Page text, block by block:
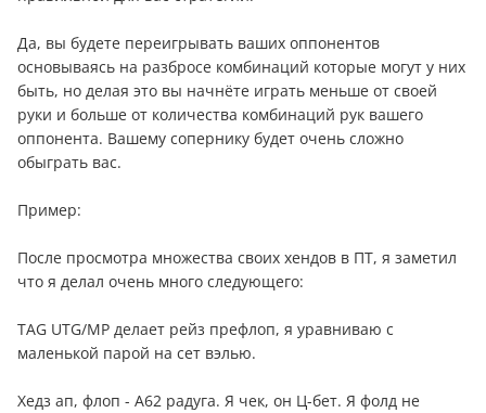
Да, вы будете переигрывать ваших оппонентов
основываясь на разбросе комбинаций которые могут у них
быть, но делая это вы начнёте играть меньше от своей
руки и больше от количества комбинаций рук вашего
оппонента. Вашему сопернику будет очень сложно
обыграть вас.
Пример:
После просмотра множества своих хендов в ПТ, я заметил
что я делал очень много следующего:
TAG UTG/MP делает рейз префлоп, я уравниваю с
маленькой парой на сет вэлью.
Хедз ап, флоп - А62 радуга. Я чек, он Ц-бет. Я фолд не